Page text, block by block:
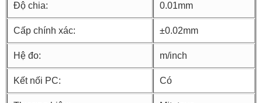
Độ chia: 0.01mm
Cấp chính xác: ±0.02mm
Hệ đo: m/inch
Kết nối PC: Có